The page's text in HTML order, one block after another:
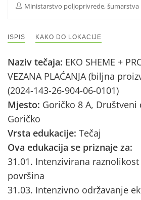
Ministarstvo poljoprivrede, šumarstva
ISPIS KAKO DO LOKACIJE
Naziv tečaja: EKO SHEME +
VEZANA PLAĆANJA (biljna
(2024-143-26-904-06-0101)
Mjesto: Goričko 8 A, Društveni
Goričko
Vrsta edukacije: Tečaj
Ova edukacija se priznaje za:
31.01. Intenzivirana
površina
31.03. Intenzivno održavanje